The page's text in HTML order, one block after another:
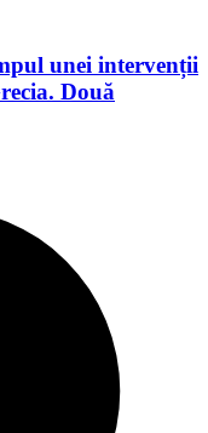
unei intervenții
Două